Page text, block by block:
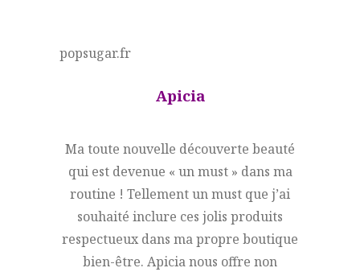
popsugar.fr
Apicia
Ma toute nouvelle découverte beauté
qui est devenue « un must » dans ma
routine ! Tellement un must que j’ai
souhaité inclure ces jolis produits
respectueux dans ma propre boutique
bien-être. Apicia nous offre non